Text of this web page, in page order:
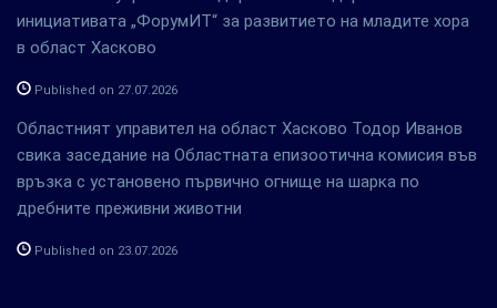
инициативата „ФорумИТ“ за развитието на младите хора
в област Хасково
Published on 27.07.2026
Областният управител на област Хасково Тодор Иванов
свика заседание на Областната епизоотична комисия във
връзка с установено първично огнище на шарка по
дребните преживни животни
Published on 23.07.2026